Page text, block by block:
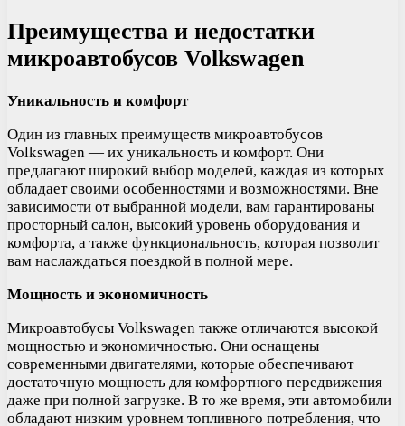
Преимущества и недостатки
микроавтобусов Volkswagen
Уникальность и комфорт
Один из главных преимуществ микроавтобусов
Volkswagen — их уникальность и комфорт. Они
предлагают широкий выбор моделей, каждая из которых
обладает своими особенностями и возможностями. Вне
зависимости от выбранной модели, вам гарантированы
просторный салон, высокий уровень оборудования и
комфорта, а также функциональность, которая позволит
вам наслаждаться поездкой в полной мере.
Мощность и экономичность
Микроавтобусы Volkswagen также отличаются высокой
мощностью и экономичностью. Они оснащены
современными двигателями, которые обеспечивают
достаточную мощность для комфортного передвижения
даже при полной загрузке. В то же время, эти автомобили
обладают низким уровнем топливного потребления, что